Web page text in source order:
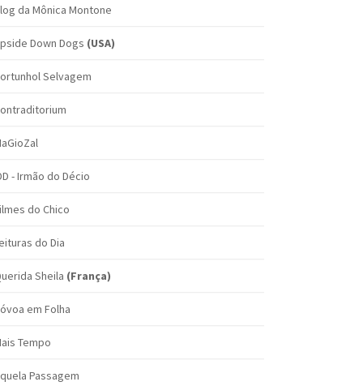
da Mônica Montone
Down Dogs (USA)
Selvagem
- Irmão do Décio
do Chico
do Dia
Sheila (França)
em Folha
Tempo
Passagem